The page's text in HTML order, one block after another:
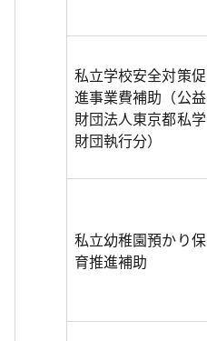
私立学校安全対策促
進事業費補助（公益
財団法人東京都私学
財団執行分）
私立幼稚園預かり保
育推進補助